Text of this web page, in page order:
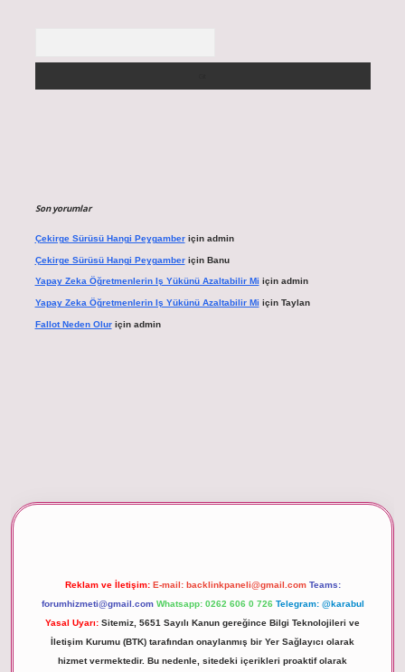
Son yorumlar
Çekirge Sürüsü Hangi Peygamberiçin admin
Çekirge Sürüsü Hangi Peygamberiçin Banu
Yapay Zeka Öğretmenlerin Iş Yükünü Azaltabilir Mi için admin
Yapay Zeka Öğretmenlerin Iş Yükünü Azaltabilir Mi için Taylan
Fallot Neden Oluriçin admin
Reklam ve İletişim: E-mail: backlinkpaneli@gmail.com Teams:
forumhizmeti@gmail.com Whatsapp: 0262 606 0 726 Telegram: @karabul
Yasal Uyarı: Sitemiz, 5651 Sayılı Kanun gereğince Bilgi Teknolojileri ve
İletişim Kurumu (BTK) tarafından onaylanmış bir Yer Sağlayıcı olarak
hizmet vermektedir. Bu nedenle, sitedeki içerikleri proaktif olarak